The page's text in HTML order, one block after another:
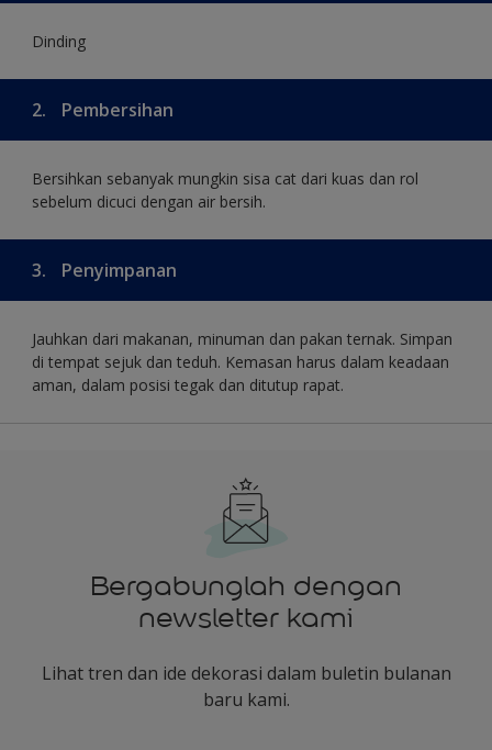
Dinding
2. Pembersihan
Bersihkan sebanyak mungkin sisa cat dari kuas dan rol
sebelum dicuci dengan air bersih.
3. Penyimpanan
Jauhkan dari makanan, minuman dan pakan ternak. Simpan
di tempat sejuk dan teduh. Kemasan harus dalam keadaan
aman, dalam posisi tegak dan ditutup rapat.
Bergabunglah dengan
newsletter kami
Lihat tren dan ide dekorasi dalam buletin bulanan
baru kami.